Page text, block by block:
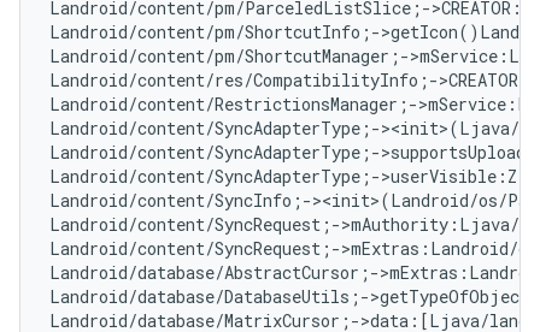
Landroid/content/pm/ParceledListSlice;-
Landroid/content/pm/ShortcutInfo;-
Landroid/content/pm/ShortcutManager;-
Landroid/content/res/CompatibilityInfo;-
Landroid/content/RestrictionsManager;-
Landroid/content/SyncAdapterType;-
Landroid/content/SyncAdapterType;-
Landroid/content/SyncAdapterType;-
Landroid/content/SyncInfo;-><init>(Landroid/os/
Landroid/content/SyncRequest;-
Landroid/content/SyncRequest;-
Landroid/database/AbstractCursor;-
Landroid/database/DatabaseUtils;-
Landroid/database/MatrixCursor;->data:[Ljava/